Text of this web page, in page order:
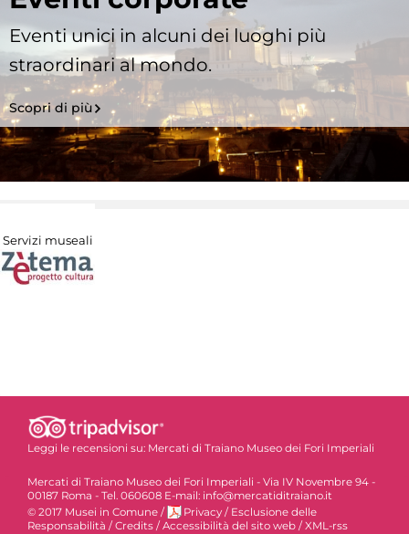
Eventi unici in alcuni dei luoghi più
straordinari al mondo.
Scopri di più
Servizi museali
Leggi le recensioni su: Mercati di Traiano Museo dei Fori Imperiali
Mercati di Traiano Museo dei Fori Imperiali - Via IV Novembre 94 -
00187 Roma - Tel. 060608 E-mail: info@mercatiditraiano.it
© 2017 Musei in Comune / Privacy / Esclusione delle
Responsabilità /Credits /Accessibilità del sito web /XML-rss